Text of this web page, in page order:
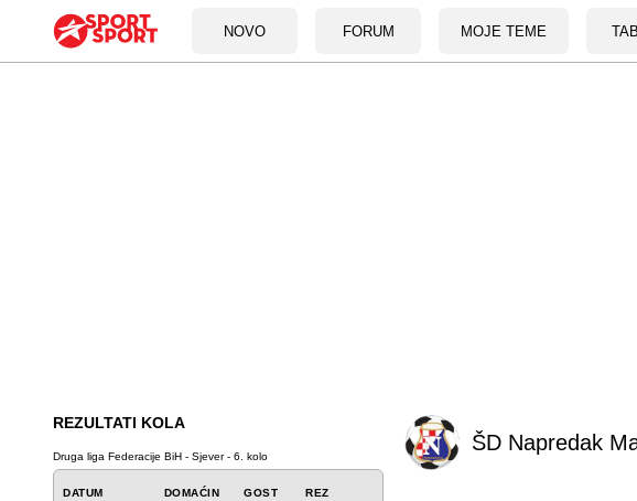
NOVO FORUM MOJE TEME
REZULTATI KOLA
Druga liga Federacije BiH - Sjever - 6. kolo
DATUM DOMAĆIN GOST REZ
ŠD Napredak